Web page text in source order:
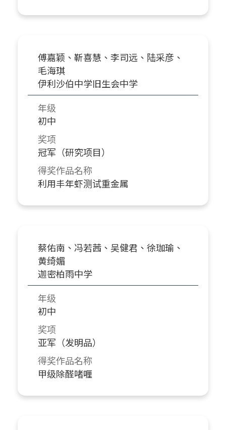
傅嘉颖、靳喜慧、李司远、陆采彦、
毛海琪
伊利沙伯中学旧生会中学
年级
初中
奖项
冠军（研究项目）
得奖作品名称
利用丰年虾测试重金属
蔡佑南、冯若茜、吴健君、徐珈瑜、
黄绮媚
迦密柏雨中学
年级
初中
奖项
亚军（发明品）
得奖作品名称
甲级除醛啫喱